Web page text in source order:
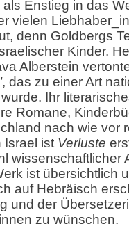
Enstieg in das
vielen
denn Goldbergs
Kinder.
Alberstein
, das zu einer Art
Ihr
Romane,
nach wie vor
Israel ist Verluste
wissenschaftlicher
ist übersichtlich
auf Hebräisch
und der
zu wünschen.